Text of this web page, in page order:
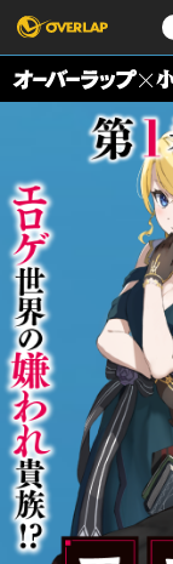
コミック
コミックガルド
コミッククリエ
LiQulle
ラブパルフェ
その他
コミックエッセ
ポケットモンス
オーバーラッ